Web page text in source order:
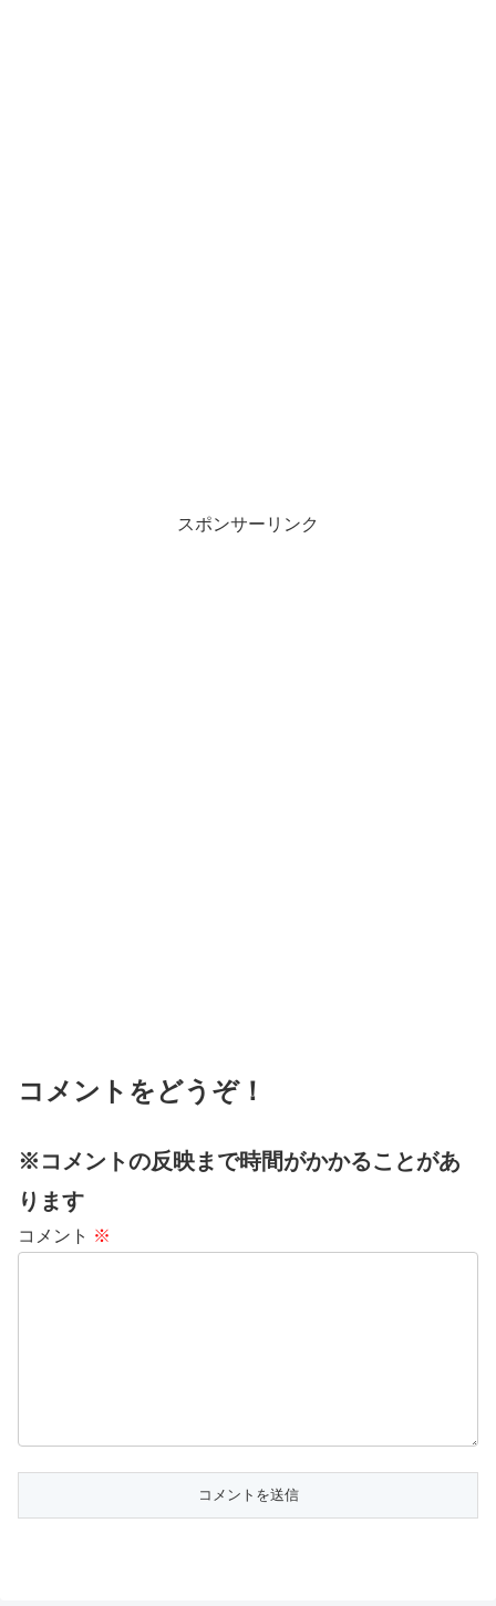
スポンサーリンク
コメントをどうぞ！
※コメントの反映まで時間がかかることがあ
ります
コメント ※